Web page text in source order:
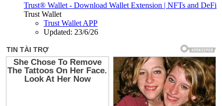
Trust® Wallet - Download Wallet Extension | NFTs and DeFi
Trust Wallet
Trust Wallet APP
Updated: 23/6/26